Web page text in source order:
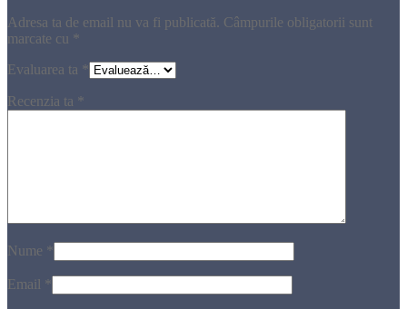
Adresa ta de email nu va fi publicată. Câmpurile obligatorii sunt
marcate cu *
Evaluarea ta *
Recenzia ta *
Nume *
Email *